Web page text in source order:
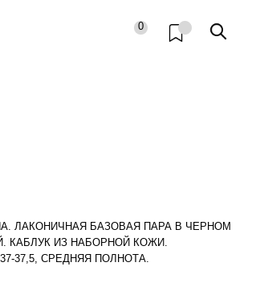
0
ЛАКОНИЧНАЯ БАЗОВАЯ ПАРА В ЧЕРНОМ
КАБЛУК ИЗ НАБОРНОЙ КОЖИ.
37,5, СРЕДНЯЯ ПОЛНОТА.